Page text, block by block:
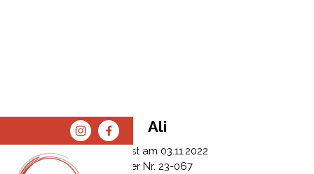
Ali
Erfasst am 03.11.2022
Tier Nr. 23-067